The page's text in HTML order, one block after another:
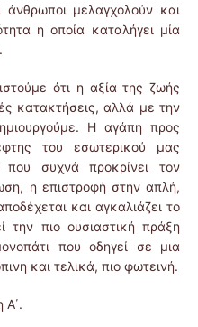
άνθρωποι μελαγχολούν και
η οποία καταλήγει μία
ότι η αξία της ζωής
κατακτήσεις, αλλά με την
Η αγάπη προς
του εσωτερικού μας
συχνά προκρίνει τον
η επιστροφή στην απλή,
και αγκαλιάζει το
την πιο ουσιαστική πράξη
που οδηγεί σε μια
και τελικά, πιο φωτεινή.
Α΄.